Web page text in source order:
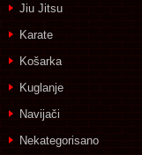
Jiu Jitsu
Karate
Košarka
Kuglanje
Navijači
Nekategorisano